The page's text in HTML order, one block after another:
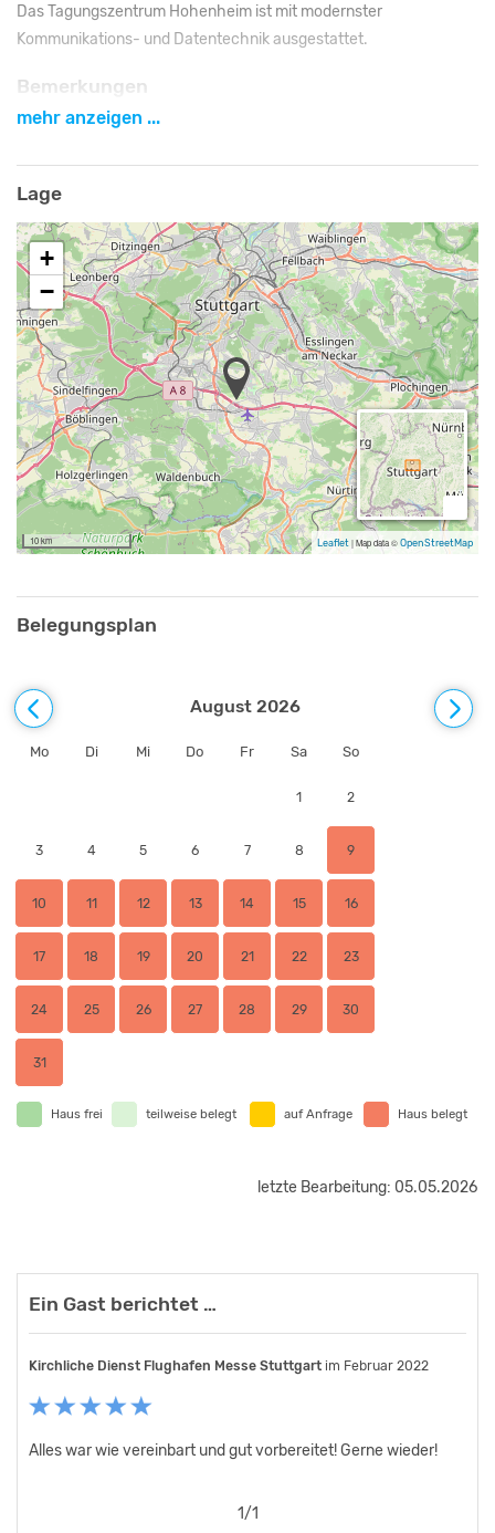
Das Tagungszentrum Hohenheim ist mit modernster
Kommunikations- und Datentechnik ausgestattet.
Bemerkungen
Vielleicht findet schon Ihre nächste Veranstaltung im
Filder nahe der Stuttgarter City und dabei umgeben vom
Hohenheim: So attraktiv liegt das Tagungszentrum der Akademie.
Sie finden hier gewiss den richtigen Rahmen für Ihre Tagung.
Die Gäste erreichen die Akademie problemlos mit dem Auto, der
Bahn oder dem Flugzeug. Von der Autobahn aus ist das
Tagungszentrum in zehn Minuten zu erreichen, vom Flughafen
aus ebenso, Stadt- und S-Bahn schaffen eine direkte Verbindung
zum Stuttgarter Hauptbahnhof.
mehr anzeigen ...
Lage
+
−
10 km Leaflet|Map data ©OpenStreetMap
Belegungsplan
August 2026
Mo Di Mi Do Fr Sa So
1 2
3 4 5 6 7 8 9
10 11 12 13 14 15 16
17 18 19 20 21 22 23
24 25 26 27 28 29 30
31
Haus frei teilweise belegt auf Anfrage Haus belegt
letzte Bearbeitung: 05.05.2026
Ein Gast berichtet …
Kirchliche Dienst Flughafen Messe Stuttgart im Februar 2022
Alles war wie vereinbart und gut vorbereitet! Gerne wieder!
1/1